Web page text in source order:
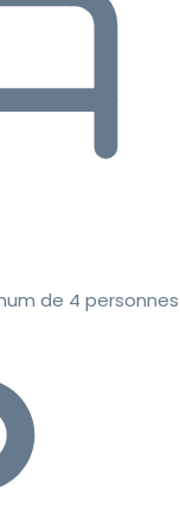
de 4 personnes